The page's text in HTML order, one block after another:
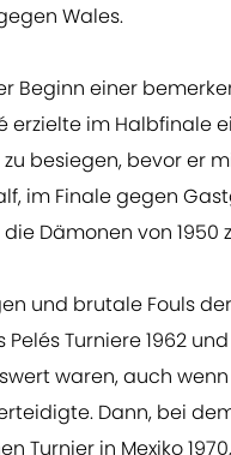
Wales.
Beginn einer
erzielte im Halbfinale
besiegen, bevor er
im Finale gegen
Dämonen von 1950
und brutale Fouls
Turniere 1962
waren, auch
Dann, bei
Turnier in Mexiko